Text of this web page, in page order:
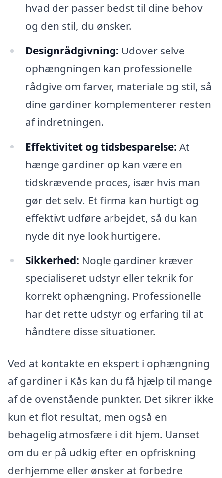
hvad der passer bedst til dine behov
og den stil, du ønsker.
Designrådgivning: Udover selve
ophængningen kan professionelle
rådgive om farver, materiale og stil, så
dine gardiner komplementerer resten
af indretningen.
Effektivitet og tidsbesparelse: At
hænge gardiner op kan være en
tidskrævende proces, især hvis man
gør det selv. Et firma kan hurtigt og
effektivt udføre arbejdet, så du kan
nyde dit nye look hurtigere.
Sikkerhed: Nogle gardiner kræver
specialiseret udstyr eller teknik for
korrekt ophængning. Professionelle
har det rette udstyr og erfaring til at
håndtere disse situationer.
Ved at kontakte en ekspert i ophængning
af gardiner i Kås kan du få hjælp til mange
af de ovenstående punkter. Det sikrer ikke
kun et flot resultat, men også en
behagelig atmosfære i dit hjem. Uanset
om du er på udkig efter en opfriskning
derhjemme eller ønsker at forbedre